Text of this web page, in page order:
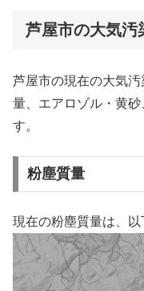
芦屋市の大気汚
芦屋市の現在の大気
量、エアロゾル・黄
す。
粉塵質量
現在の粉塵質量は、以